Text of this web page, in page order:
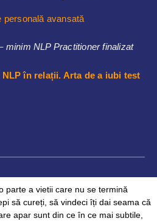
personală avansată
minim NLP Practitioner finalizat
NLP în relații. Arta de a iubi test
parte a vietii care nu se termină
să cureți, să vindeci îți dai seama că
apar sunt din ce în ce mai subtile,